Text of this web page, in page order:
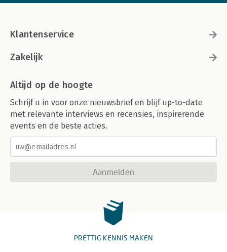
Klantenservice
Zakelijk
Altijd op de hoogte
Schrijf u in voor onze nieuwsbrief en blijf up-to-date
met relevante interviews en recensies, inspirerende
events en de beste acties.
Aanmelden
PRETTIG KENNIS MAKEN